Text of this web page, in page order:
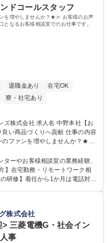
ドコールスタッフ
を増やしませんか？★≫ お客様のお声
となるお客様相談室でのお仕事です。
退職金あり
在宅OK
寮・社宅あり
名 中野本社【お
づくりへ貢献 仕事の内容
ファンを増やしませんか？★≫
していく上で、窓口となるお客
様からの声に迅速かつ誠意をも
内活動に反映しています。 【具
お客様
品づくりへ貢献
ーやお客様相談室の業務経験、
】在宅勤務・リモートワーク相
キリングループの広報機能を担
し、磨き上げたホスピタリティ
ら広報関連業務を行っておりま
株式会社
> 三菱電機G・社会イン
事